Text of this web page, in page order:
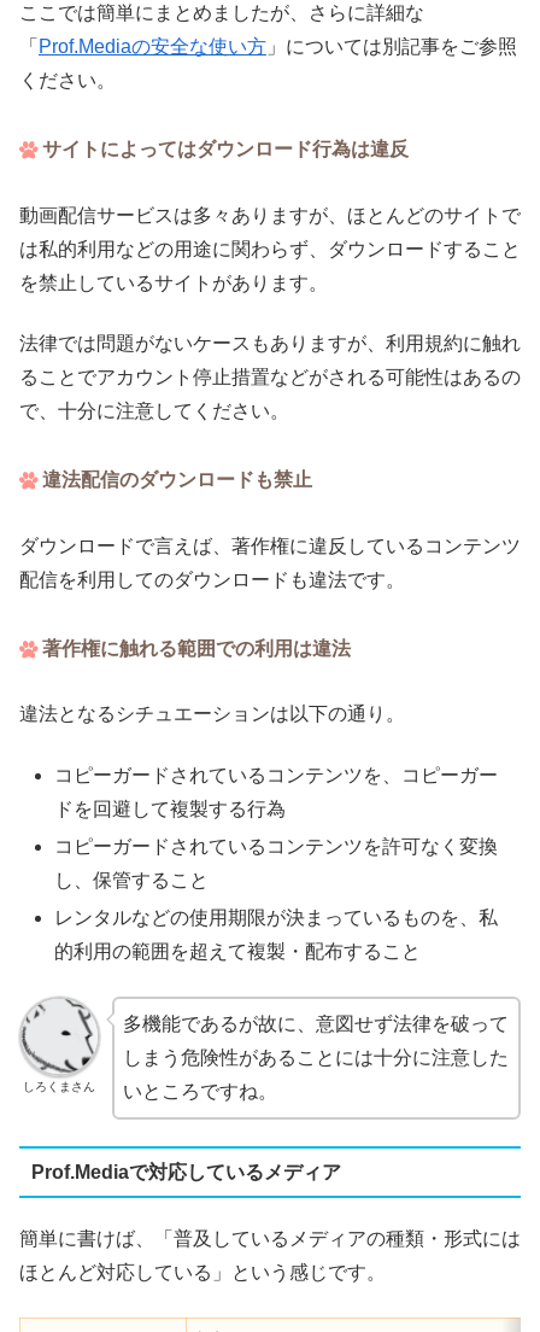
ここでは簡単にまとめましたが、さらに詳細な
「 Prof.Mediaの安全な使い方 」については別記事をご参照
ください。
サイトによってはダウンロード行為は違反
動画配信サービスは多々ありますが、ほとんどのサイトで
は私的利用などの用途に関わらず、ダウンロードすること
を禁止しているサイトがあります。
法律では問題がないケースもありますが、利用規約に触れ
ることでアカウント停止措置などがされる可能性はあるの
で、十分に注意してください。
違法配信のダウンロードも禁止
ダウンロードで言えば、著作権に違反しているコンテンツ
配信を利用してのダウンロードも違法です。
著作権に触れる範囲での利用は違法
違法となるシチュエーションは以下の通り。
コピーガードされているコンテンツを、コピーガー
ドを回避して複製する行為
コピーガードされているコンテンツを許可なく変換
し、保管すること
レンタルなどの使用期限が決まっているものを、私
的利用の範囲を超えて複製・配布すること
しろくまさん
多機能であるが故に、意図せず法律を破って
しまう危険性があることには十分に注意した
いところですね。
Prof.Mediaで対応しているメディア
簡単に書けば、「普及しているメディアの種類・形式には
ほとんど対応している」という感じです。